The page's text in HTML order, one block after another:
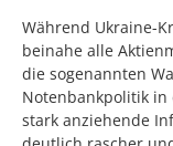
Während Ukraine-
beinahe alle
die sogenannten
Notenbankpolitik in
stark anziehende